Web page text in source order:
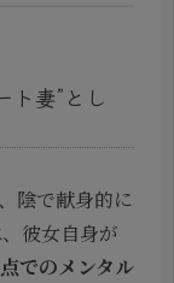
妻”とし
陰で献身的に
彼女自身が
でのメンタル